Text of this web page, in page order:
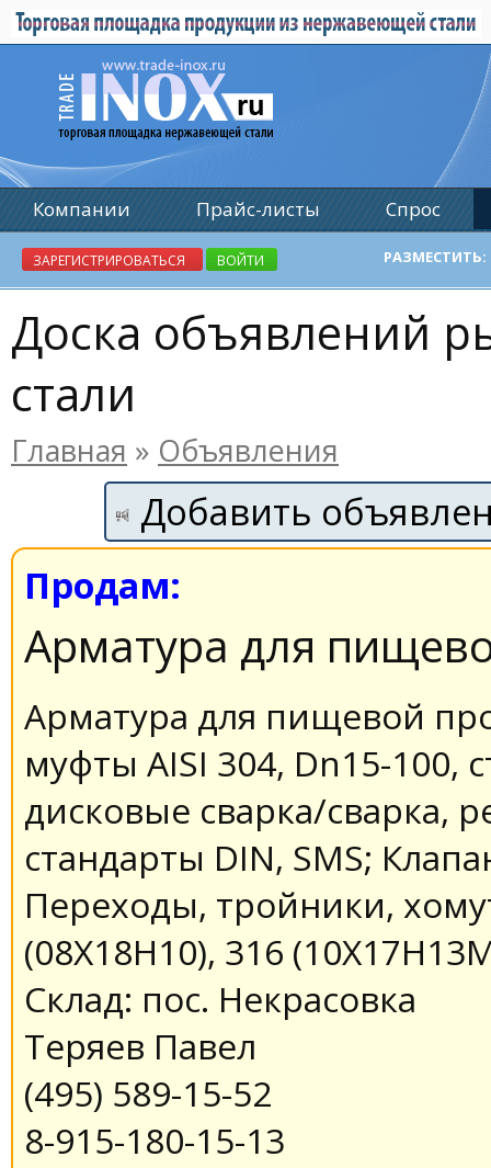
Доска объявлений
стали
Главная » Объявления
Добавить
Продам:
Арматура для
Арматура для пищевой
муфты AISI 304, Dn15-100,
дисковые сварка/сварка,
стандарты DIN, SMS;
Переходы, тройники,
(08Х18Н10), 316
Склад: пос. Некрасовка
Теряев Павел
(495) 589-15-52
8-915-180-15-13
Компании Прайс-листы
Спрос
Реклама
ЗАРЕГИСТРИРОВАТЬСЯ ВОЙТИ РАЗМЕСТИТЬ: